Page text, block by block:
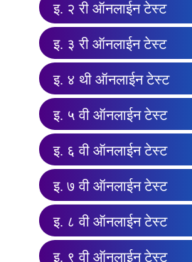
इ. २ री ऑनलाईन टेस्ट
इ. ३ री ऑनलाईन टेस्ट
इ. ४ थी ऑनलाईन टेस्ट
इ. ५ वी ऑनलाईन टेस्ट
इ. ६ वी ऑनलाईन टेस्ट
इ. ७ वी ऑनलाईन टेस्ट
इ. ८ वी ऑनलाईन टेस्ट
इ. ९ वी ऑनलाईन टेस्ट